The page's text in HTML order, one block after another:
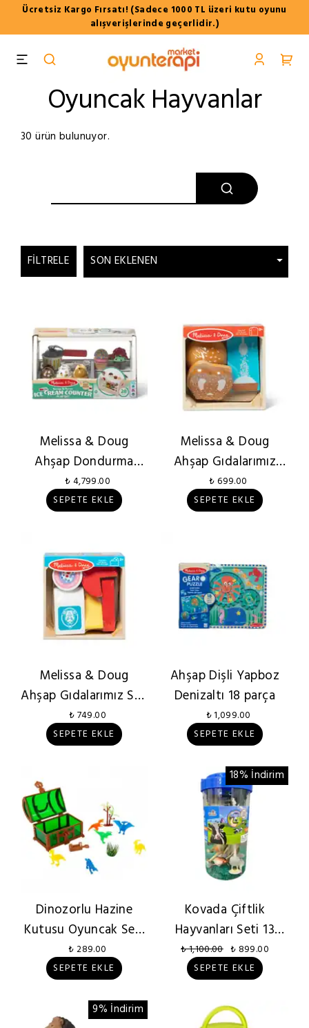
Ücretsiz Kargo Fırsatı! (Sadece 1000 TL üzeri kutu oyunu
alışverişlerinde geçerlidir.)
Oyuncak Hayvanlar
30 ürün bulunuyor.
FILTRELE
Melissa & Doug
Ahşap Dondurma
Servis Tezgahı Seti
₺ 4,799.00
SEPETE EKLE
Melissa & Doug
Ahşap Gıdalarımız
Tahıl Grubu
₺ 699.00
SEPETE EKLE
Melissa & Doug
Ahşap Gıdalarımız Süt
Ürünleri
₺ 749.00
SEPETE EKLE
Ahşap Dişli Yapboz
Denizaltı 18 parça
₺ 1,099.00
SEPETE EKLE
Dinozorlu Hazine
Kutusu Oyuncak Seti
12'li
₺ 289.00
SEPETE EKLE
18% İndirim
Kovada Çiftlik
Hayvanları Seti 13
Parça
₺ 1,100.00 ₺ 899.00
SEPETE EKLE
9% İndirim